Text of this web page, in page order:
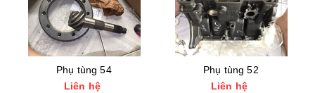
Phụ tùng 54
Liên hệ
Phụ tùng 52
Liên hệ